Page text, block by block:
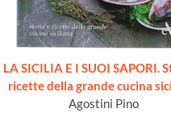
LA SICILIA E I SUOI SAPORI.
ricette della grande cucina
Agostini Pino